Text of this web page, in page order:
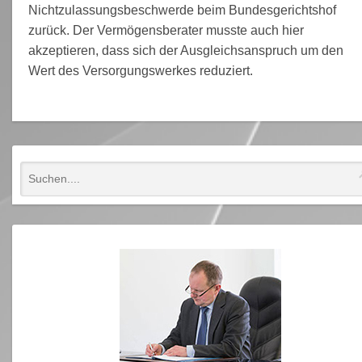
Nichtzulassungsbeschwerde beim Bundesgerichtshof
zurück. Der Vermögensberater musste auch hier
akzeptieren, dass sich der Ausgleichsanspruch um den
Wert des Versorgungswerkes reduziert.